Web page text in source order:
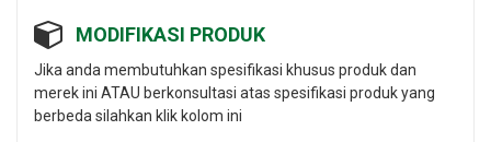
MODIFIKASI PRODUK
Jika anda membutuhkan spesifikasi khusus produk dan
merek ini ATAU berkonsultasi atas spesifikasi produk yang
berbeda silahkan klik kolom ini